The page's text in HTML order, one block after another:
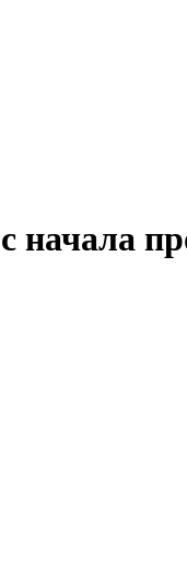
начала